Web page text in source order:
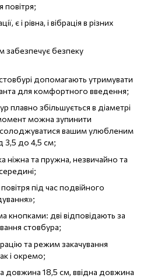
повітря;
є і рівна, і вібрація в різних
забезпечує безпеку
допомагають утримувати
для комфортного введення;
плавно збільшується в діаметрі
можна зупинити
вашим улюбленим
3,5 до 4,5 см;
ніжна та пружна, незвичайно та
під час подвійного
кнопками: дві відповідають за
стовбура;
та режим закачування
і окремо;
довжина 18,5 см, ввідна довжина